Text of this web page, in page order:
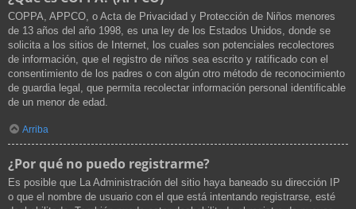
COPPA, APPCO, o Acta de Privacidad y Protección de Niños menores
de 13 años del año 1998, es una ley de los Estados Unidos, donde se
solicita a los sitios de Internet, los cuales son potenciales recolectores
de información, que el registro de niños sea escrito y ratificado con el
consentimiento de los padres o con algún otro método de reconocimiento
de guardia legal, que permita recolectar información personal identificable
de un menor de edad.
Arriba
¿Por qué no puedo registrarme?
Es posible que La Administración del sitio haya baneado su dirección IP
o que el nombre de usuario con el que está intentando registrarse, esté